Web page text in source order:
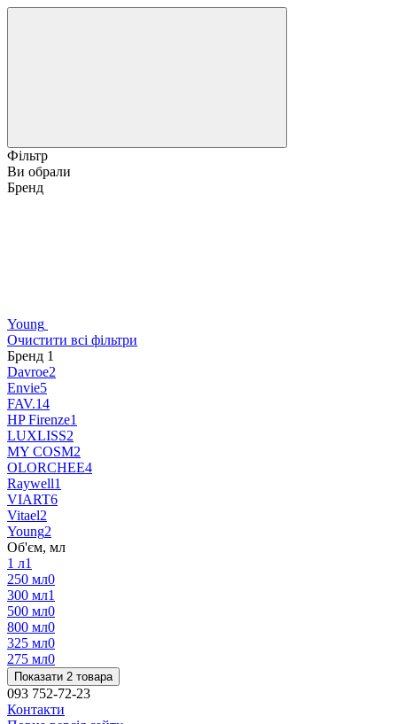
Фільтр
Ви обрали
Бренд
Young
Очистити всі фільтри
Бренд 1
Davroe2
Envie5
FAV.14
HP Firenze1
LUXLISS2
MY COSM2
OLORCHEE4
Raywell1
VIART6
Vitael2
Young2
Об'єм, мл
1 л1
250 мл0
300 мл1
500 мл0
800 мл0
325 мл0
275 мл0
Показати 2 товара
093 752-72-23
Контакти